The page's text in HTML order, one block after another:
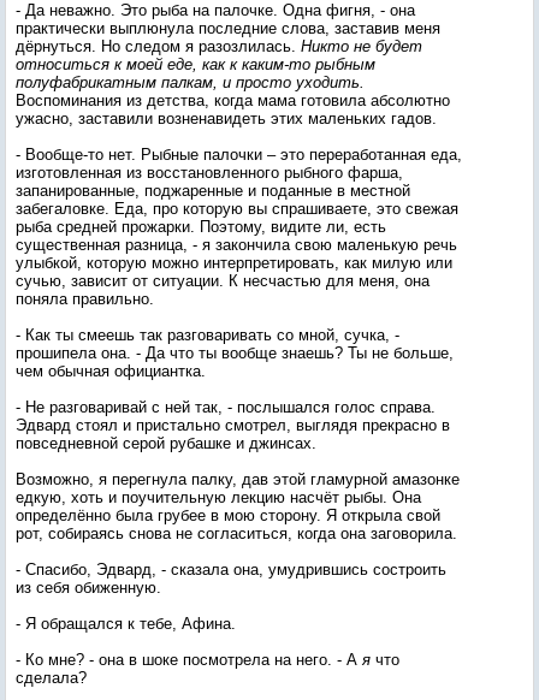
- Да неважно. Это рыба на палочке. Одна фигня, - она
практически выплюнула последние слова, заставив меня
дёрнуться. Но следом я разозлилась. Никто не будет
относиться к моей еде, как к каким-то рыбным
полуфабрикатным палкам, и просто уходить.
Воспоминания из детства, когда мама готовила абсолютно
ужасно, заставили возненавидеть этих маленьких гадов.
- Вообще-то нет. Рыбные палочки – это переработанная еда,
изготовленная из восстановленного рыбного фарша,
запанированные, поджаренные и поданные в местной
забегаловке. Еда, про которую вы спрашиваете, это свежая
рыба средней прожарки. Поэтому, видите ли, есть
существенная разница, - я закончила свою маленькую речь
улыбкой, которую можно интерпретировать, как милую или
сучью, зависит от ситуации. К несчастью для меня, она
поняла правильно.
- Как ты смеешь так разговаривать со мной, сучка, -
прошипела она. - Да что ты вообще знаешь? Ты не больше,
чем обычная официантка.
- Не разговаривай с ней так, - послышался голос справа.
Эдвард стоял и пристально смотрел, выглядя прекрасно в
повседневной серой рубашке и джинсах.
Возможно, я перегнула палку, дав этой гламурной амазонке
едкую, хоть и поучительную лекцию насчёт рыбы. Она
определённо была грубее в мою сторону. Я открыла свой
рот, собираясь снова не согласиться, когда она заговорила.
- Спасибо, Эдвард, - сказала она, умудрившись состроить
из себя обиженную.
- Я обращался к тебе, Афина.
- Ко мне? - она в шоке посмотрела на него. - А я что
сделала?